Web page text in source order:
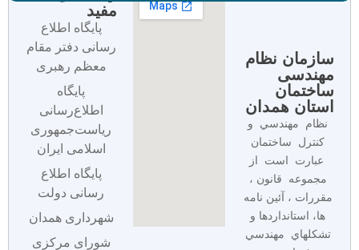
سازمان نظام
مهندسی
ساختمان
استان همدان
نظام مهندسي و
كنترل ساختمان
عبارت است از
مجموعه قانون ،
مقررات ، آئين نامه
ها، استانداردها و
تشكلهاي مهندسي
مفید
پایگاه اطلاع
رسانی دفتر مقام
معظم رهبری
پایگاه
اطلاع‌رسانی
ریاست‌جمهوری
اسلامی ایران
پایگاه اطلاع
رسانی دولت
شهرداری همدان
شورای مرکزی